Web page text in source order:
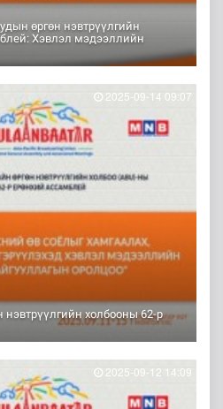
өргөн нэвтрүүлгийн
Хэвлэл мэдээллийн
холбооны 62-р
2025-09-14 09:07
2025-09-12 14:09